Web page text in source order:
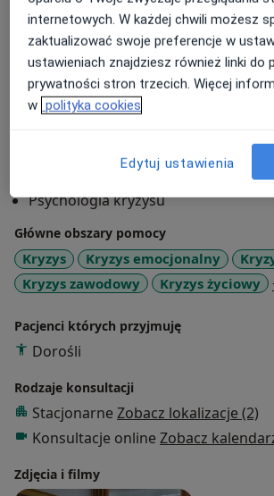
więcejO mnie
Podejście terapeutyczne
Psychoterapia
Psychoterapia par
Psychologia kryzysu
Główne obszary pomocy
Kryzys Kryzys emocjonalny
Kryzys zawodowy
Kryzys życiowy
Pacjenci których przyjmuję
Dorośli
Rodzaje konsultacji
Stacjonarne Zobacz lokalizacje (2)
Konsultacje online Zobacz
Zdjęcia i filmy
internetowych. W każdej chwili możesz
zaktualizować swoje preferencje w
ustawieniach znajdziesz również linki do
prywatności stron trzecich. Więcej
w polityka cookies
Edytuj ustawienia